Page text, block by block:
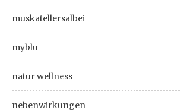
muskatellersalbei
myblu
natur wellness
nebenwirkungen